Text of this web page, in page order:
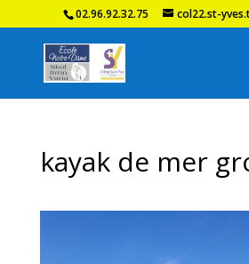
02.96.92.32.75 col22.st-
kayak de mer